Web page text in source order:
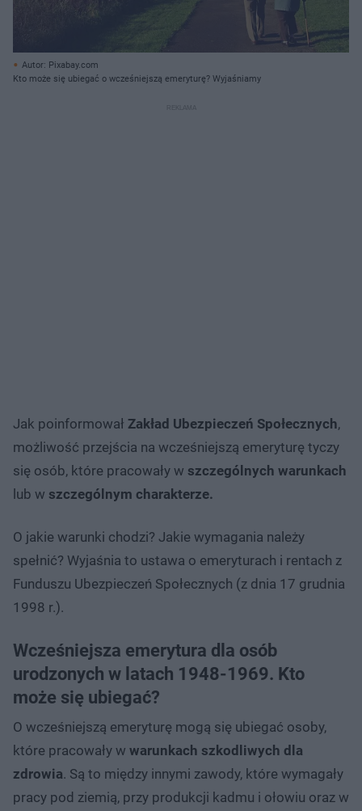
Autor: Pixabay.com
Kto może się ubiegać o wcześniejszą emeryturę? Wyjaśniamy
Jak poinformował Zakład Ubezpieczeń Społecznych,
możliwość przejścia na wcześniejszą emeryturę tyczy
się osób, które pracowały w szczególnych warunkach
lub w szczególnym charakterze.
O jakie warunki chodzi? Jakie wymagania należy
spełnić? Wyjaśnia to ustawa o emeryturach i rentach z
Funduszu Ubezpieczeń Społecznych (z dnia 17 grudnia
1998 r.).
Wcześniejsza emerytura dla osób
urodzonych w latach 1948-1969. Kto
może się ubiegać?
O wcześniejszą emeryturę mogą się ubiegać osoby,
które pracowały w warunkach szkodliwych dla
zdrowia. Są to między innymi zawody, które wymagały
pracy pod ziemią, przy produkcji kadmu i ołowiu oraz w